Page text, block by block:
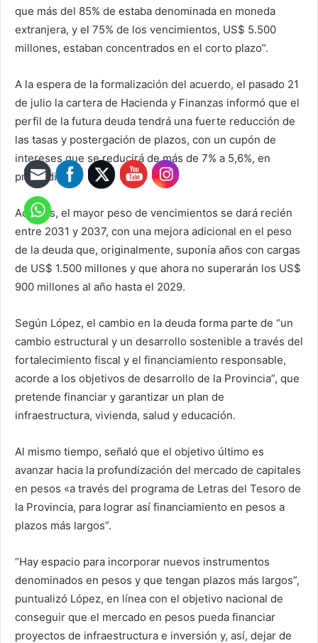
que más del 85% de estaba denominada en moneda
extranjera, y el 75% de los vencimientos, US$ 5.500
millones, estaban concentrados en el corto plazo”.
A la espera de la formalización del acuerdo, el pasado 21
de julio la cartera de Hacienda y Finanzas informó que el
perfil de la futura deuda tendrá una fuerte reducción de
las tasas y postergación de plazos, con un cupón de
intereses que se reducirá de más de 7% a 5,6%, en
promedio.
Además, el mayor peso de vencimientos se dará recién
entre 2031 y 2037, con una mejora adicional en el peso
de la deuda que, originalmente, suponía años con cargas
de US$ 1.500 millones y que ahora no superarán los US$
900 millones al año hasta el 2029.
Según López, el cambio en la deuda forma parte de “un
cambio estructural y un desarrollo sostenible a través del
fortalecimiento fiscal y el financiamiento responsable,
acorde a los objetivos de desarrollo de la Provincia”, que
pretende financiar y garantizar un plan de
infraestructura, vivienda, salud y educación.
Al mismo tiempo, señaló que el objetivo último es
avanzar hacia la profundización del mercado de capitales
en pesos «a través del programa de Letras del Tesoro de
la Provincia, para lograr así financiamiento en pesos a
plazos más largos”.
“Hay espacio para incorporar nuevos instrumentos
denominados en pesos y que tengan plazos más largos”,
puntualizó López, en línea con el objetivo nacional de
conseguir que el mercado en pesos pueda financiar
proyectos de infraestructura e inversión y, así, dejar de